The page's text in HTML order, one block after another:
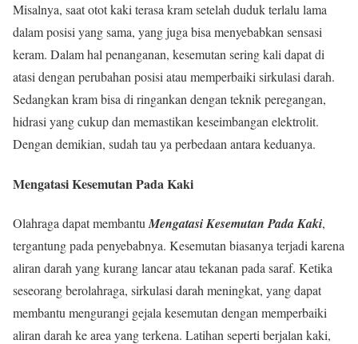
Misalnya, saat otot kaki terasa kram setelah duduk terlalu lama
dalam posisi yang sama, yang juga bisa menyebabkan sensasi
keram. Dalam hal penanganan, kesemutan sering kali dapat di
atasi dengan perubahan posisi atau memperbaiki sirkulasi darah.
Sedangkan kram bisa di ringankan dengan teknik peregangan,
hidrasi yang cukup dan memastikan keseimbangan elektrolit.
Dengan demikian, sudah tau ya perbedaan antara keduanya.
Mengatasi Kesemutan Pada Kaki
Olahraga dapat membantu Mengatasi Kesemutan Pada Kaki,
tergantung pada penyebabnya. Kesemutan biasanya terjadi karena
aliran darah yang kurang lancar atau tekanan pada saraf. Ketika
seseorang berolahraga, sirkulasi darah meningkat, yang dapat
membantu mengurangi gejala kesemutan dengan memperbaiki
aliran darah ke area yang terkena. Latihan seperti berjalan kaki,